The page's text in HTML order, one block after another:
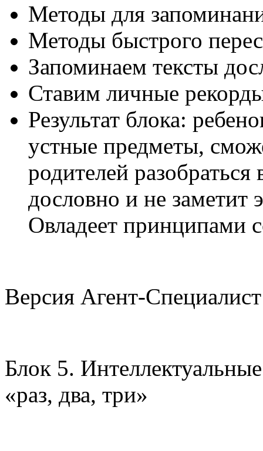
Методы для
Методы быстрого
Запоминаем тексты
Ставим личные
Результат блока:
устные предметы,
родителей
дословно и не
Овладеет принципами
Версия Агент-
Блок 5.
«раз, два, три»